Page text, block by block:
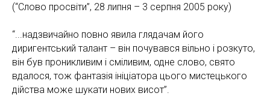
(“Слово просвіти”, 28 липня – 3 серпня 2005 року)
“...надзвичайно повно явила глядачам його
диригентський талант – він почувався вільно і розкуто,
він був проникливим і сміливим, одне слово, свято
вдалося, тож фантазія ініціатора цього мистецького
дійства може шукати нових висот”.